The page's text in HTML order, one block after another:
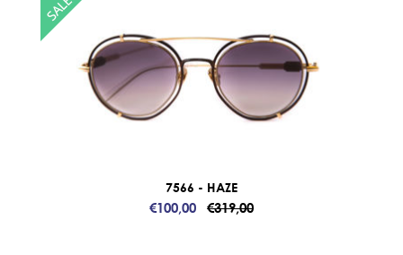
7566 - HAZE
€100,00 €319,00